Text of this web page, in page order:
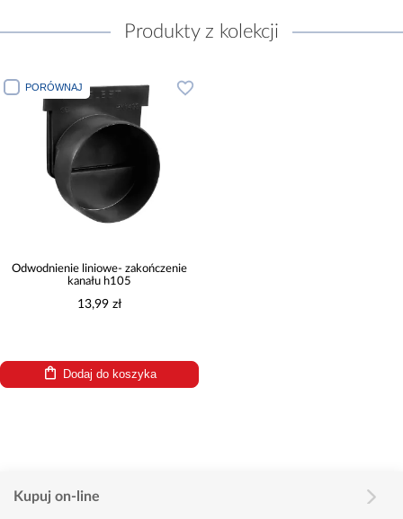
Produkty z kolekcji
PORÓWNAJ
Odwodnienie liniowe- zakończenie
kanału h105
13,99 zł
Dodaj do koszyka
Kupuj on-line